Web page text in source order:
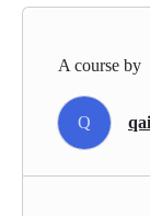
at elementum eu
A course by
Q